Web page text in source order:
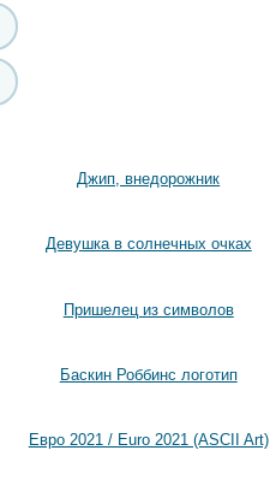
Джип, внедорожник
Девушка в солнечных очках
Пришелец из символов
Баскин Роббинс логотип
Евро 2021 / Euro 2021 (ASCII Art)